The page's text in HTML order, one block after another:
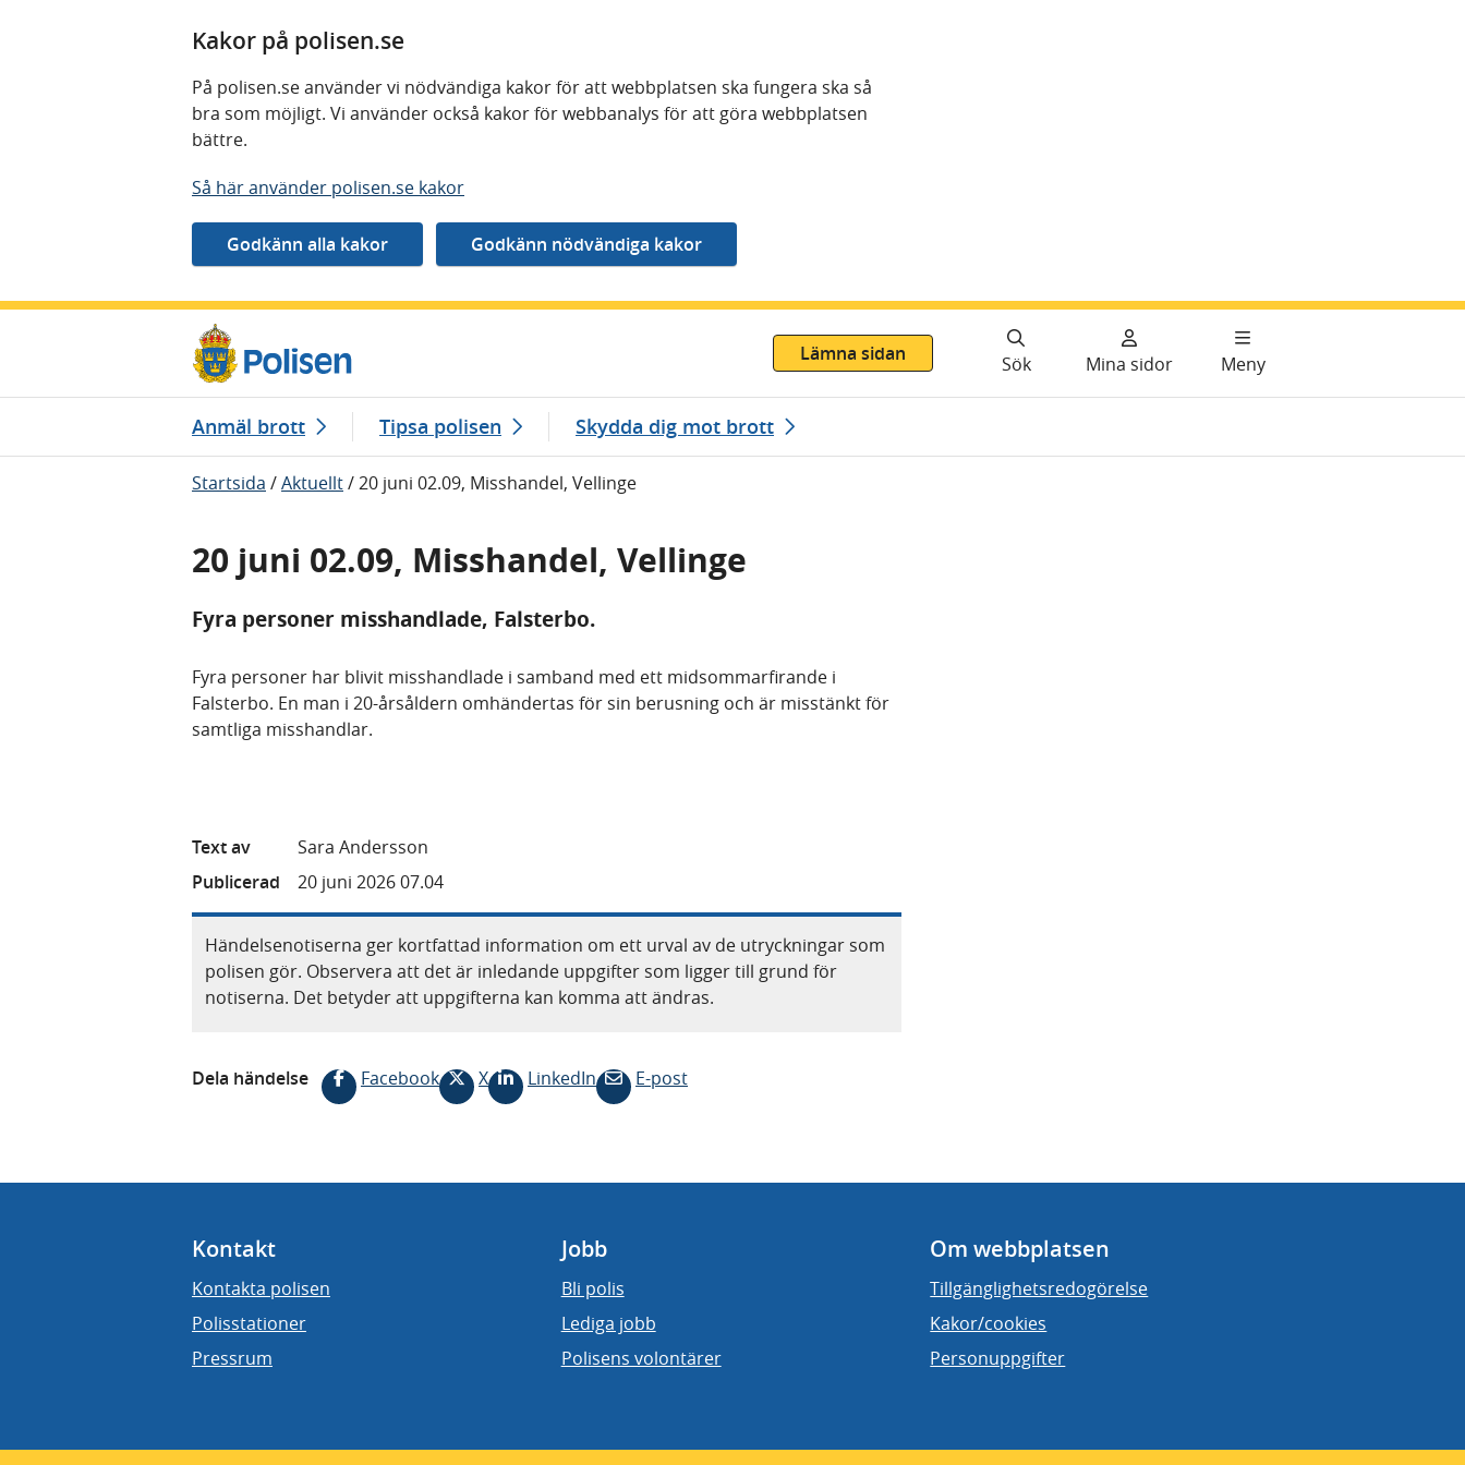
Kakor på polisen.se
På polisen.se använder vi nödvändiga kakor för att webbplatsen ska fungera ska så
bra som möjligt. Vi använder också kakor för webbanalys för att göra webbplatsen
bättre.
Så här använder polisen.se kakor
Lämna sidan
Sök Mina sidor Meny
Anmäl brott Tipsa polisen Skydda dig mot brott
Startsida /Aktuellt/20 juni 02.09, Misshandel, Vellinge
20 juni 02.09, Misshandel, Vellinge
Fyra personer misshandlade, Falsterbo.
Fyra personer har blivit misshandlade i samband med ett midsommarfirande i
Falsterbo. En man i 20-årsåldern omhändertas för sin berusning och är misstänkt för
samtliga misshandlar.
Text av
Sara Andersson
Publicerad
20 juni 2026 07.04
Händelsenotiserna ger kortfattad information om ett urval av de utryckningar som
polisen gör. Observera att det är inledande uppgifter som ligger till grund för
notiserna. Det betyder att uppgifterna kan komma att ändras.
Dela händelse Facebook X LinkedIn E-post
Kontakt
Kontakta polisen
Polisstationer
Pressrum
Jobb
Bli polis
Lediga jobb
Polisens volontärer
Om webbplatsen
Tillgänglighetsredogörelse
Kakor/cookies
Personuppgifter